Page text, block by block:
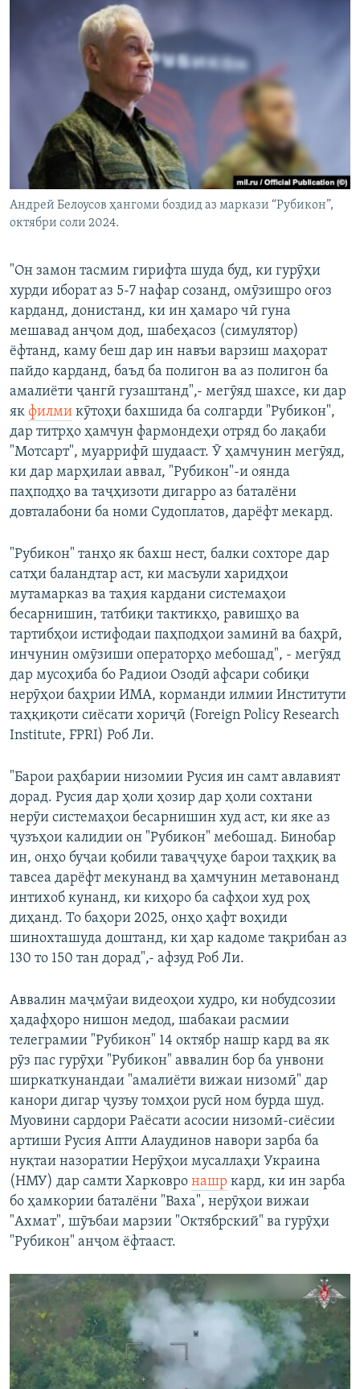
Андрей Белоусов ҳангоми боздид аз маркази “Рубикон”,
октябри соли 2024.
"Он замон тасмим гирифта шуда буд, ки гурӯҳи
хурди иборат аз 5-7 нафар созанд, омӯзишро оғоз
карданд, донистанд, ки ин ҳамаро чӣ гуна
мешавад анҷом дод, шабеҳасоз (симулятор)
ёфтанд, каму беш дар ин навъи варзиш маҳорат
пайдо карданд, баъд ба полигон ва аз полигон ба
амалиёти ҷангӣ гузаштанд",- мегӯяд шахсе, ки дар
як филми кӯтоҳи бахшида ба солгарди "Рубикон",
дар титрҳо ҳамчун фармондеҳи отряд бо лақаби
"Мотсарт", муаррифӣ шудааст. Ӯ ҳамчунин мегӯяд,
ки дар марҳилаи аввал, "Рубикон"-и оянда
паҳподҳо ва таҷҳизоти дигарро аз баталёни
довталабони ба номи Судоплатов, дарёфт мекард.
"Рубикон" танҳо як бахш нест, балки сохторе дар
сатҳи баландтар аст, ки масъули харидҳои
мутамарказ ва таҳия кардани системаҳои
бесарнишин, татбиқи тактикҳо, равишҳо ва
тартибҳои истифодаи паҳподҳои заминӣ ва баҳрӣ,
инчунин омӯзиши операторҳо мебошад", - мегӯяд
дар мусоҳиба бо Радиои Озодӣ афсари собиқи
нерӯҳои баҳрии ИМА, корманди илмии Институти
таҳқиқоти сиёсати хориҷӣ (Foreign Policy Research
Institute, FPRI) Роб Ли.
"Барои раҳбарии низомии Русия ин самт авлавият
дорад. Русия дар ҳоли ҳозир дар ҳоли сохтани
нерӯи системаҳои бесарнишин худ аст, ки яке аз
ҷузъҳои калидии он "Рубикон" мебошад. Бинобар
ин, онҳо буҷаи қобили таваҷҷуҳе барои таҳқиқ ва
тавсеа дарёфт мекунанд ва ҳамчунин метавонанд
интихоб кунанд, ки киҳоро ба сафҳои худ роҳ
диҳанд. То баҳори 2025, онҳо ҳафт воҳиди
шинохташуда доштанд, ки ҳар кадоме тақрибан аз
130 то 150 тан дорад",- афзуд Роб Ли.
Аввалин маҷмӯаи видеоҳои худро, ки нобудсозии
ҳадафҳоро нишон медод, шабакаи расмии
телеграмии "Рубикон" 14 октябр нашр кард ва як
рӯз пас гурӯҳи "Рубикон" аввалин бор ба унвони
ширкаткунандаи "амалиёти вижаи низомӣ" дар
канори дигар ҷузъу томҳои русӣ ном бурда шуд.
Муовини сардори Раёсати асосии низомӣ-сиёсии
артиши Русия Апти Алаудинов навори зарба ба
нуқтаи назоратии Нерӯҳои мусаллаҳи Украина
(НМУ) дар самти Харковро нашр кард, ки ин зарба
бо ҳамкории баталёни "Ваха", нерӯҳои вижаи
"Ахмат", шӯъбаи марзии "Октябрский" ва гурӯҳи
"Рубикон" анҷом ёфтааст.